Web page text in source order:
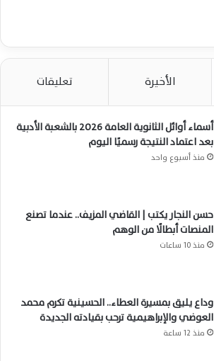
الأخيرة تعليقات
أسماء أوائل الثانوية العامة 2026 بالشعبة الأدبية
بعد اعتماد النتيجة رسميًا اليوم
منذ أسبوع واحد
حسن النجار يكتب | القاضي المزيف.. عندما تصنع
المنصات أبطالًا من الوهم
منذ 10 ساعات
وداع يليق بمسيرة العطاء.. الحسينية تكرم محمد
العوضي والإبراهيمية ترحب بقيادته الجديدة
منذ 12 ساعة